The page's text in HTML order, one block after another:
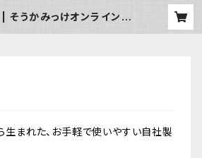
うかみっけオンラインス
まれた、お手軽で使いやすい自社製